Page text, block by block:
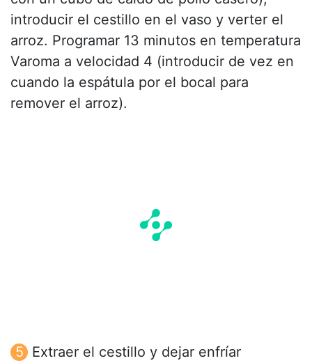
introducir el cestillo en el vaso y verter el
arroz. Programar 13 minutos en temperatura
Varoma a velocidad 4 (introducir de vez en
cuando la espátula por el bocal para
remover el arroz).
Extraer el cestillo y dejar enfríar